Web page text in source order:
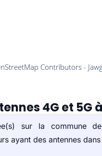
4G et 5G
sur la commune
ayant des antennes